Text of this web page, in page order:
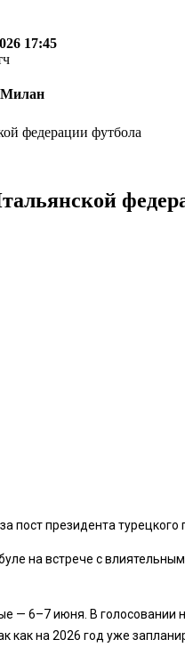
17:45
Милан
федерации футбола
президента турецкого
на встрече с
6–7 июня. В голосовании
как на 2026 год уже